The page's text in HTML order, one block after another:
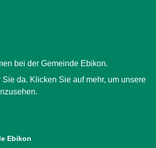
bei der Gemeinde Ebikon.
da. Klicken Sie auf mehr, um unsere
Ebikon